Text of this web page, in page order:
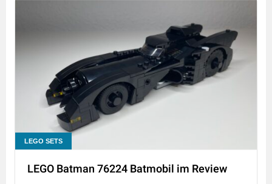
LEGO SETS
LEGO Batman 76224 Batmobil im Review